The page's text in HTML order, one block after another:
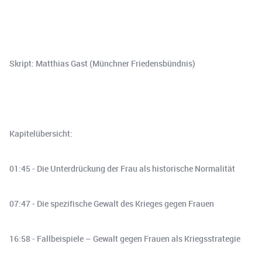
Skript: Matthias Gast (Münchner Friedensbündnis)
Kapitelübersicht:
01:45 - Die Unterdrückung der Frau als historische Normalität
07:47 - Die spezifische Gewalt des Krieges gegen Frauen
16:58 - Fallbeispiele – Gewalt gegen Frauen als Kriegsstrategie